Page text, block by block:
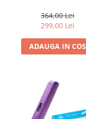
364,00 Lei
299,00 Lei
ADAUGA IN COS